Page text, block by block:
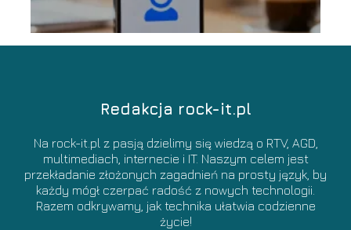
Redakcja rock-it.pl
Na rock-it.pl z pasją dzielimy się wiedzą o RTV, AGD,
multimediach, internecie i IT. Naszym celem jest
przekładanie złożonych zagadnień na prosty język, by
każdy mógł czerpać radość z nowych technologii.
Razem odkrywamy, jak technika ułatwia codzienne
życie!